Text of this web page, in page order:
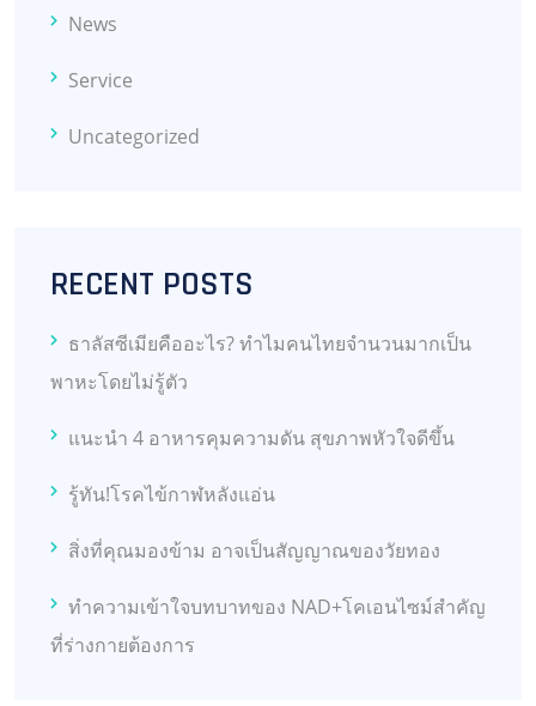
News
Service
Uncategorized
RECENT POSTS
ธาลัสซีเมียคืออะไร? ทำไมคนไทยจำนวนมากเป็น
พาหะโดยไม่รู้ตัว
แนะนำ 4 อาหารคุมความดัน สุขภาพหัวใจดีขึ้น
รู้ทัน!โรคไข้กาฬหลังแอ่น
สิ่งที่คุณมองข้าม อาจเป็นสัญญาณของวัยทอง
ทำความเข้าใจบทบาทของ NAD+โคเอนไซม์สำคัญ
ที่ร่างกายต้องการ